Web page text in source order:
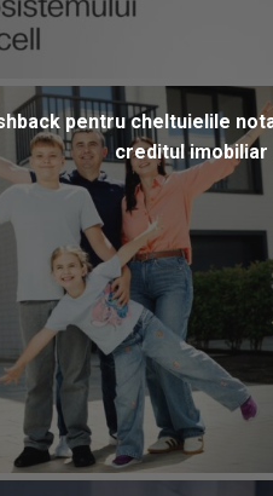
pentru cheltuielile
creditul imobiliar